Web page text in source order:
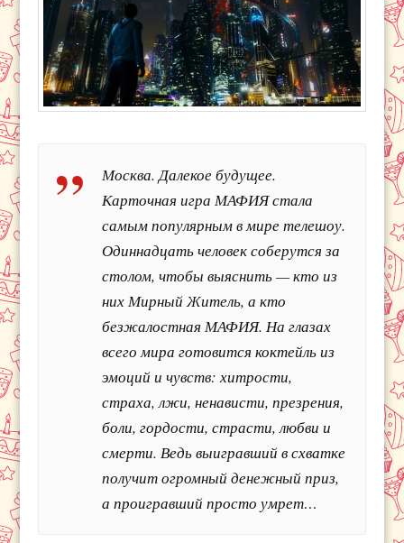
Москва. Далекое будущее.
Карточная игра МАФИЯ стала
самым популярным в мире телешоу.
Одиннадцать человек соберутся за
столом, чтобы выяснить — кто из
них Мирный Житель, а кто
безжалостная МАФИЯ. На глазах
всего мира готовится коктейль из
эмоций и чувств: хитрости,
страха, лжи, ненависти, презрения,
боли, гордости, страсти, любви и
смерти. Ведь выигравший в схватке
получит огромный денежный приз,
а проигравший просто умрет…